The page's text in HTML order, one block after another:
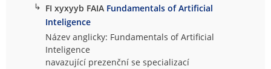
↳ FI xyxyyb FAIA Fundamentals of Artificial
Inteligence
Název anglicky: Fundamentals of Artificial
Inteligence
navazující prezenční se specializací